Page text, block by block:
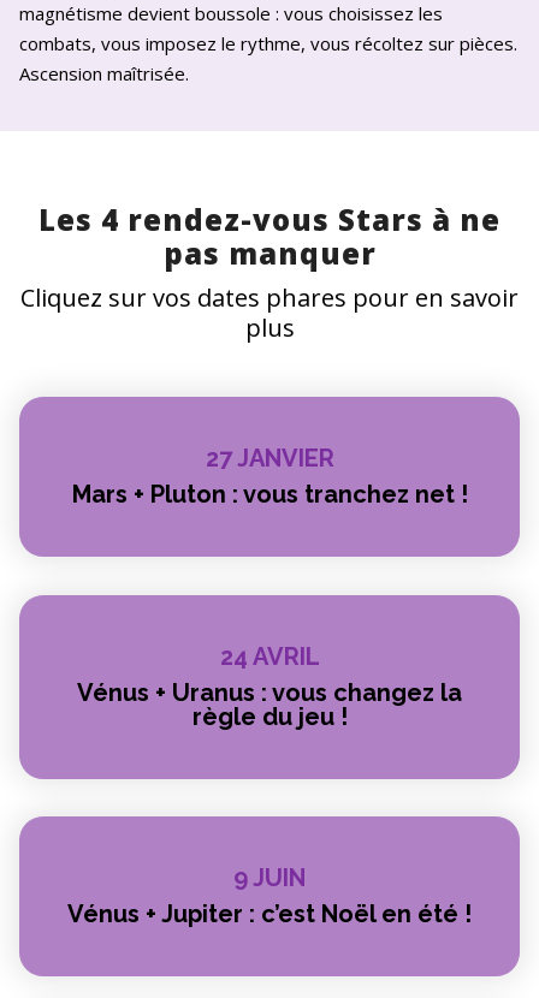
magnétisme devient boussole : vous choisissez les
combats, vous imposez le rythme, vous récoltez sur pièces.
Ascension maîtrisée.
Les 4 rendez-vous Stars à ne
pas manquer
Cliquez sur vos dates phares pour en savoir
plus
27 JANVIER
Mars + Pluton : vous tranchez net !
24 AVRIL
Vénus + Uranus : vous changez la
règle du jeu !
9 JUIN
Vénus + Jupiter : c’est Noël en été !